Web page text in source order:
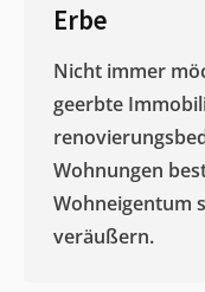
Erbe
Nicht immer
geerbte
Wohnungen
Wohneigentum
veräußern. ​